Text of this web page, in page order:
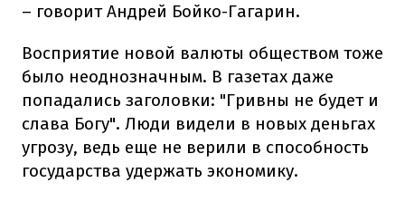
– говорит Андрей Бойко-Гагарин.
Восприятие новой валюты обществом тоже
было неоднозначным. В газетах даже
попадались заголовки: "Гривны не будет и
слава Богу". Люди видели в новых деньгах
угрозу, ведь еще не верили в способность
государства удержать экономику.